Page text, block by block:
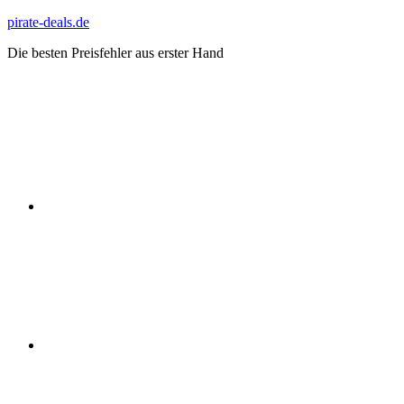
Zum
springen
pirate-deals.de
Die besten Preisfehler aus erster Hand